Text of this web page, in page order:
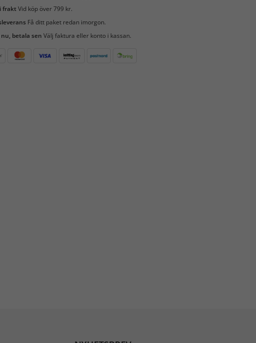
fraktVid köp över 799 kr.
Få ditt paket redan imorgon.
betala sen Välj faktura eller konto i kassan.